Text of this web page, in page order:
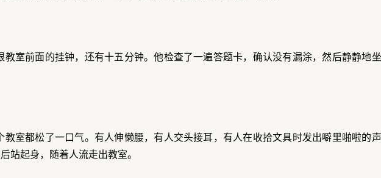
教室前面的挂钟，还有十五分钟。他检查了一遍答题卡，确认没有漏涂，然后静静地
教室都松了一口气。有人伸懒腰，有人交头接耳，有人在收拾文具时发出噼里啪啦的
站起身，随着人流走出教室。